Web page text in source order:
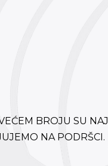
BROJU SU
NA PODRŠCI.